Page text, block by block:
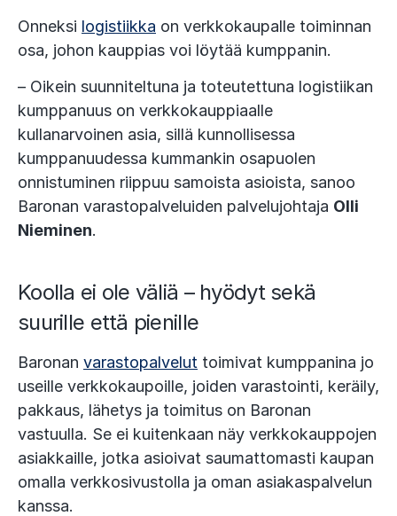
Onneksi logistiikka on verkkokaupalle toiminnan
osa, johon kauppias voi löytää kumppanin.
– Oikein suunniteltuna ja toteutettuna logistiikan
kumppanuus on verkkokauppiaalle
kullanarvoinen asia, sillä kunnollisessa
kumppanuudessa kummankin osapuolen
onnistuminen riippuu samoista asioista, sanoo
Baronan varastopalveluiden palvelujohtaja Olli
Nieminen.
Koolla ei ole väliä – hyödyt sekä
suurille että pienille
Baronan varastopalvelut toimivat kumppanina jo
useille verkkokaupoille, joiden varastointi, keräily,
pakkaus, lähetys ja toimitus on Baronan
vastuulla. Se ei kuitenkaan näy verkkokauppojen
asiakkaille, jotka asioivat saumattomasti kaupan
omalla verkkosivustolla ja oman asiakaspalvelun
kanssa.